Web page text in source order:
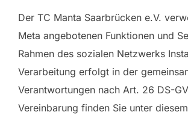
Der TC Manta Saarbrücken e.V.
Meta angebotenen Funktionen und
Rahmen des sozialen Netzwerks
Verarbeitung erfolgt in der
Verantwortungen nach Art. 26 DS-
Vereinbarung finden Sie unter